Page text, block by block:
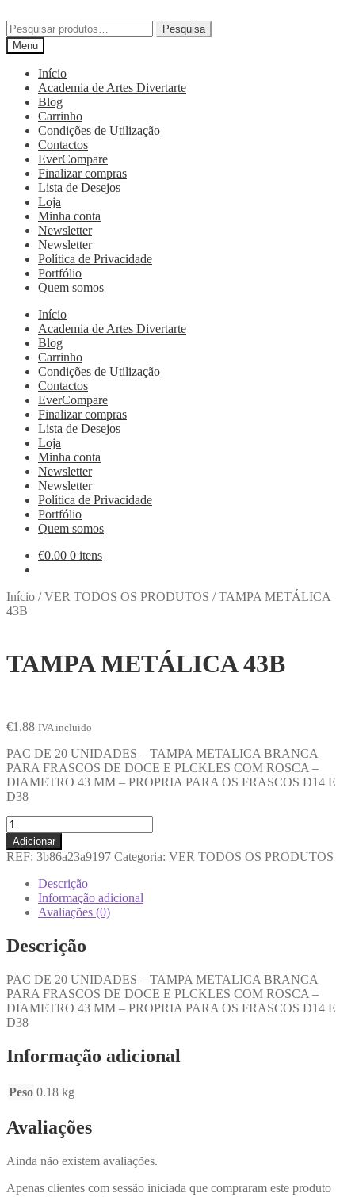
Pesquisa
Menu
Início
Academia de Artes Divertarte
Blog
Carrinho
Condições de Utilização
Contactos
EverCompare
Finalizar compras
Lista de Desejos
Loja
Minha conta
Newsletter
Newsletter
Política de Privacidade
Portfólio
Quem somos
Início
Academia de Artes Divertarte
Blog
Carrinho
Condições de Utilização
Contactos
EverCompare
Finalizar compras
Lista de Desejos
Loja
Minha conta
Newsletter
Newsletter
Política de Privacidade
Portfólio
Quem somos
€0.00 0 itens
Início /VER TODOS OS PRODUTOS /TAMPA METÁLICA
43B
TAMPA METÁLICA 43B
€1.88 IVA incluido
PAC DE 20 UNIDADES – TAMPA METALICA BRANCA
PARA FRASCOS DE DOCE E PLCKLES COM ROSCA –
DIAMETRO 43 MM – PROPRIA PARA OS FRASCOS D14 E
D38
Adicionar
REF: 3b86a23a9197 Categoria: VER TODOS OS PRODUTOS
Descrição
Informação adicional
Avaliações (0)
Descrição
PAC DE 20 UNIDADES – TAMPA METALICA BRANCA
PARA FRASCOS DE DOCE E PLCKLES COM ROSCA –
DIAMETRO 43 MM – PROPRIA PARA OS FRASCOS D14 E
D38
Informação adicional
Peso 0.18 kg
Avaliações
Ainda não existem avaliações.
Apenas clientes com sessão iniciada que compraram este produto